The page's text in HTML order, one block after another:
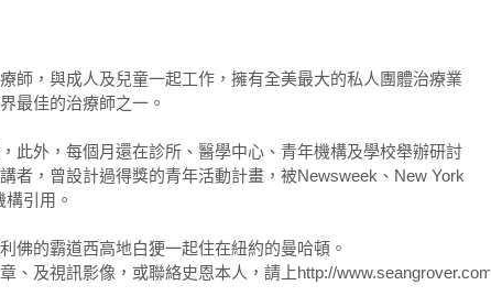
新的你
專業人員／立刻行動，獲取勝利／該送孩子去寄宿學校嗎？／寄
機
／7種引發教養危機的狀況／再次感受為人父母的喜悅／為何和孩
特質——身教
師，與成人及兒童一起工作，擁有全美最大的私人團體治療業
最佳的治療師之一。
此外，每個月還在診所、醫學中心、青年機構及學校舉辦研討
者，曾設計過得獎的青年活動計畫，被Newsweek、New York
引用。
佛的霸道西高地白㹴一起住在紐約的曼哈頓。
、及視訊影像，或聯絡史恩本人，請上http://www.seangrover.com